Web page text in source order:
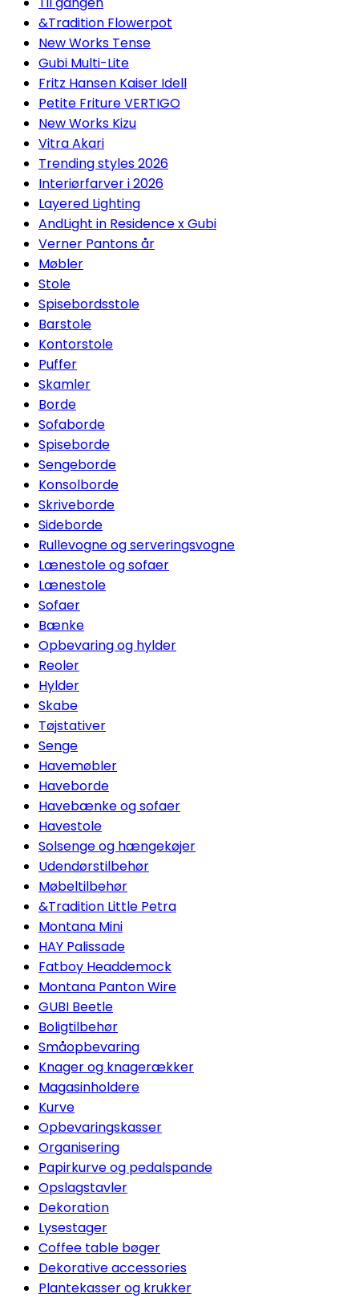
&Tradition Flowerpot
New Works Tense
Gubi Multi-Lite
Fritz Hansen Kaiser Idell
Petite Friture VERTIGO
New Works Kizu
Vitra Akari
Trending styles 2026
Interiørfarver i 2026
Layered Lighting
AndLight in Residence x Gubi
Verner Pantons år
Møbler
Stole
Spisebordsstole
Barstole
Kontorstole
Puffer
Skamler
Borde
Sofaborde
Spiseborde
Sengeborde
Konsolborde
Skriveborde
Sideborde
Rullevogne og serveringsvogne
Lænestole og sofaer
Lænestole
Sofaer
Bænke
Opbevaring og hylder
Reoler
Hylder
Skabe
Tøjstativer
Senge
Havemøbler
Haveborde
Havebænke og sofaer
Havestole
Solsenge og hængekøjer
Udendørstilbehør
Møbeltilbehør
&Tradition Little Petra
Montana Mini
HAY Palissade
Fatboy Headdemock
Montana Panton Wire
GUBI Beetle
Boligtilbehør
Småopbevaring
Knager og knagerækker
Magasinholdere
Kurve
Opbevaringskasser
Organisering
Papirkurve og pedalspande
Opslagstavler
Dekoration
Lysestager
Coffee table bøger
Dekorative accessories
Plantekasser og krukker